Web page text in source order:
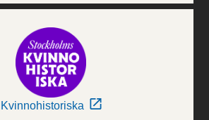
Kvinnohistoriska